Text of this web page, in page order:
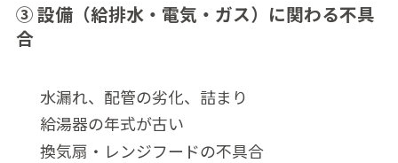
③ 設備（給排水・電気・ガス）に関わる不具
合
水漏れ、配管の劣化、詰まり
給湯器の年式が古い
換気扇・レンジフードの不具合